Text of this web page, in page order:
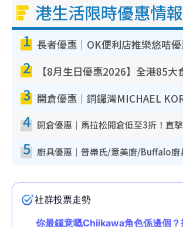
港生活限時優惠情報
1
2
3
4
5